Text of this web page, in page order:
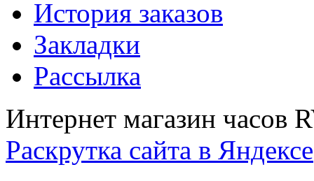
История заказов
Закладки
Рассылка
Интернет магазин часов
Раскрутка сайта в Яндексе